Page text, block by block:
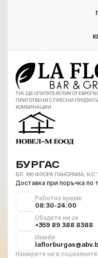
ТУК ЩЕ ОПИТАТЕ ЯСТИЯ ОТ
ПРИГОТВЕНИ С ПРЕСНИ
КОМБИНАЦИИ.
БУРГАС
БЛ. 166 ФЛОРА ПАНОРАМА, К-С
Доставка при поръчка по
Работно време
08:30-24:00
Обадете ни се
+359 89 388 8388
Имейл
Намерете ни в